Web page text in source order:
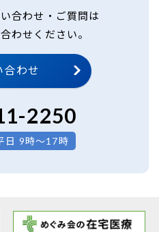
合わせ・ご質問は
わせください。
合わせ
2250
日 9時～17時